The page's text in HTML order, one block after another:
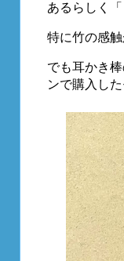
あるらしく
特に竹の感触
でも耳かき
ンで購入した